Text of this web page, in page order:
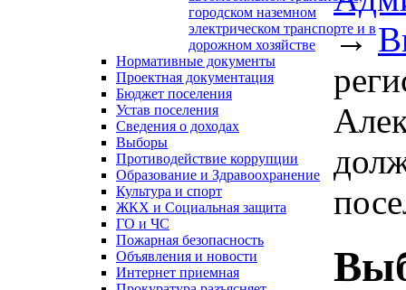
городском наземном
электрическом транспорте и в
дорожном хозяйстве
Нормативные документы
Проектная документация
Бюджет поселения
Устав поселения
Сведения о доходах
Выборы
Противодействие коррупции
Образование и Здравоохранение
Культура и спорт
ЖКХ и Социальная защита
ГО и ЧС
Пожарная безопасность
Объявления и новости
Интернет приемная
→